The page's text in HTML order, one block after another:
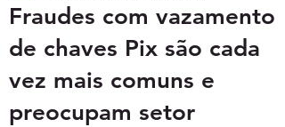
Fraudes com vazamento
de chaves Pix são cada
vez mais comuns e
preocupam setor